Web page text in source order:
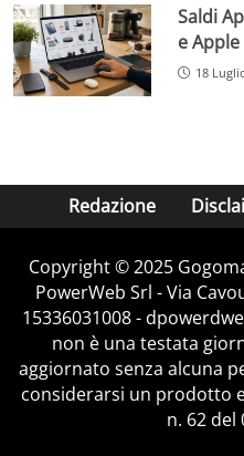
Saldi
e
18
Redazione
Copyright © 2025
PowerWeb Srl - Via
15336031008 -
non è una testata
aggiornato senza alcuna
considerarsi un prodotto
n. 62 del